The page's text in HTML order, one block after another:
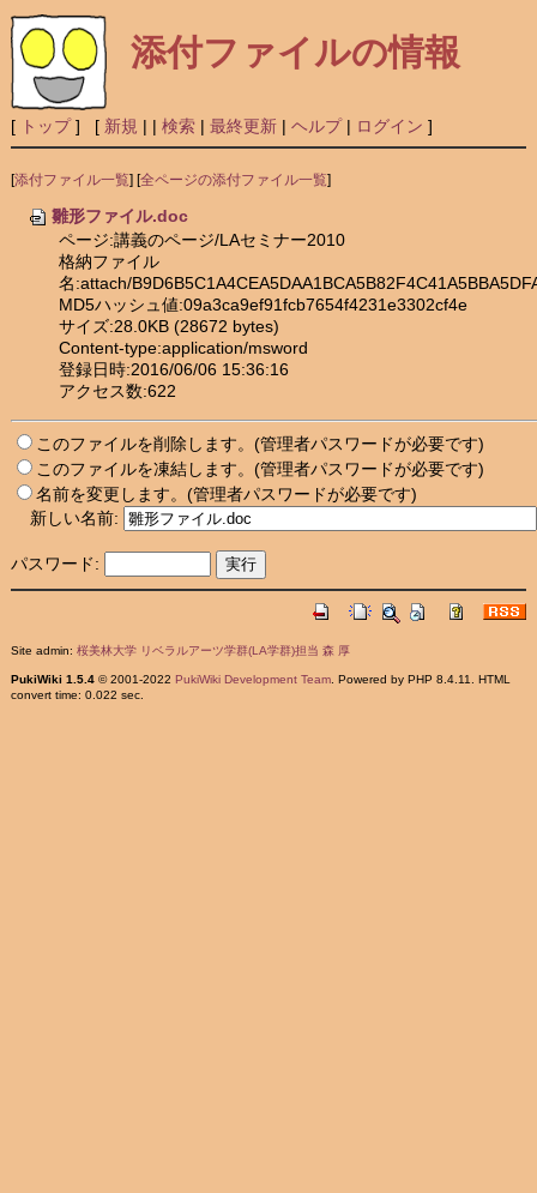
添付ファイルの情報
[ トップ] [ 新規 | | 検索| 最終更新| ヘルプ| ログイン ]
[添付ファイル一覧] [全ページの添付ファイル一覧]
雛形ファイル.doc
ページ:講義のページ/LAセミナー2010
格納ファイル
名:attach/
MD5ハッシュ値:09a3ca9ef91fcb7654f4231e3302cf4e
サイズ:28.0KB (28672 bytes)
Content-type:application/msword
登録日時:2016/06/06 15:36:16
アクセス数:622
このファイルを削除します。(管理者パスワードが必要です)
このファイルを凍結します。(管理者パスワードが必要です)
名前を変更します。(管理者パスワードが必要です)
新しい名前:
パスワード:
Site admin: 桜美林大学 リベラルアーツ学群(LA学群)担当 森 厚
PukiWiki 1.5.4© 2001-2022 PukiWiki Development Team. Powered by PHP 8.4.11. HTML
convert time: 0.022 sec.